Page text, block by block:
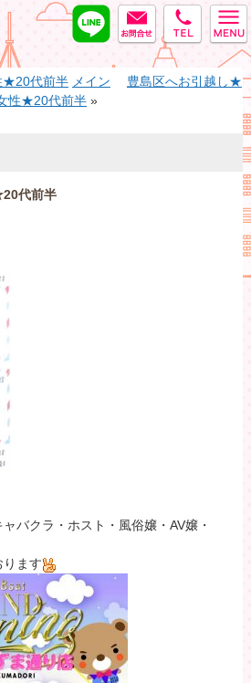
tel
MAIL
LINE
★20代前半 メイン
豊島区へお引越し★
性★20代前半»
代前半
バクラ・ホスト・風俗嬢・AV嬢・
ります